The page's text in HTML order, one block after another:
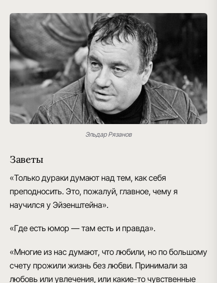
Эльдар Рязанов
Заветы
«Только дураки думают над тем, как себя
преподносить. Это, пожалуй, главное, чему я
научился у Эйзенштейна».
«Где есть юмор — там есть и правда».
«Многие из нас думают, что любили, но по большому
счету прожили жизнь без любви. Принимали за
любовь или увлечения, или какие-то чувственные